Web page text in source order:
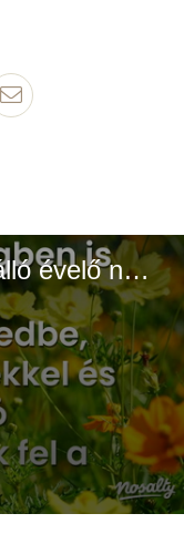
Júliusban ültesd el: 7 hőálló évelő növény a színes és buja kertért